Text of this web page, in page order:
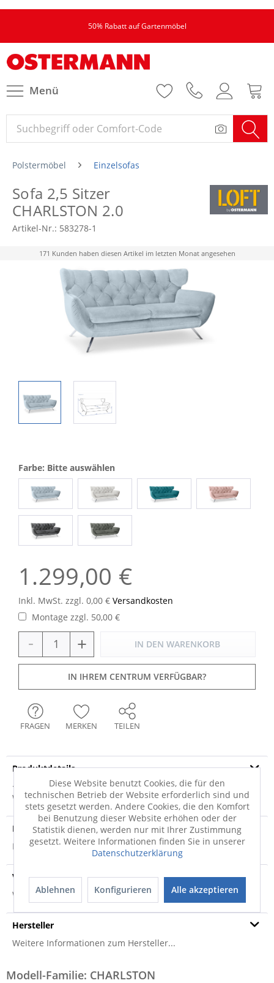
50% Rabatt auf Gartenmöbel
Menü
Polstermöbel Einzelsofas
Sofa 2,5 Sitzer
CHARLSTON 2.0
Artikel-Nr.: 583278-1
171 Kunden haben diesen Artikel im letzten Monat angesehen
1.299,00 €
Inkl. MwSt. zzgl. 0,00 € Versandkosten
Montage zzgl. 50,00 €
Farbe: Bitte auswählen
- + IN DEN WARENKORB
IN IHREM CENTRUM VERFÜGBAR?
FRAGEN MERKEN TEILEN
Produktdetails
· Bezug: Stoff Matrix · Sitz: PUR-Schaum auf Stahl-
Wellenfedern · Sitzhöhe ca. 47 cm ·...mehr
Produktsicherheit
Produktsicherheit
Versandinfo
Weitere Informationen zum Versand...
Hersteller
Weitere Informationen zum Hersteller...
Modell-Familie: CHARLSTON
Diese Website benutzt Cookies, die für den
technischen Betrieb der Website erforderlich sind und
stets gesetzt werden. Andere Cookies, die den Komfort
bei Benutzung dieser Website erhöhen oder der
Statistik dienen, werden nur mit Ihrer Zustimmung
gesetzt. Weitere Informationen finden Sie in unserer
Datenschutzerklärung
Ablehnen Konfigurieren Alle akzeptieren